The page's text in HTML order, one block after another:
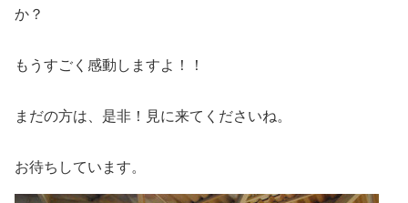
か？
もうすごく感動しますよ！！
まだの方は、是非！見に来てくださいね。
お待ちしています。